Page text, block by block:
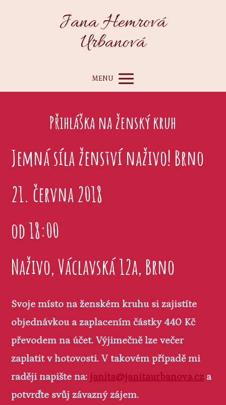
Jana Hemrová
Urbanová
MENU
Přihláška na ženský kruh
Jemná síla ženství naživo! Brno
21. června 2018
od 18:00
Naživo, Václavská 12a, Brno
Svoje místo na ženském kruhu si zajistíte
objednávkou a zaplacením částky 440 Kč
převodem na účet. Výjimečně lze večer
zaplatit v hotovosti. V takovém případě mi
raději napište na: janita@janitaurbanova.cz a
potvrďte svůj závazný zájem.